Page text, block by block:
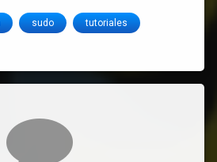
sudo tutoriales